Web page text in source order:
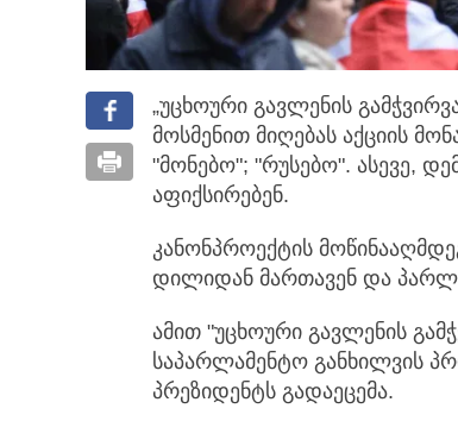
„უცხოური გავლენის
მოსმენით მიღებას აქციის
"მონებო"; "რუსებო". ასევე,
აფიქსირებენ.
კანონპროექტის
დილიდან მართავენ და
ამით "უცხოური გავლენის
საპარლამენტო განხილვის
პრეზიდენტს გადაეცემა.